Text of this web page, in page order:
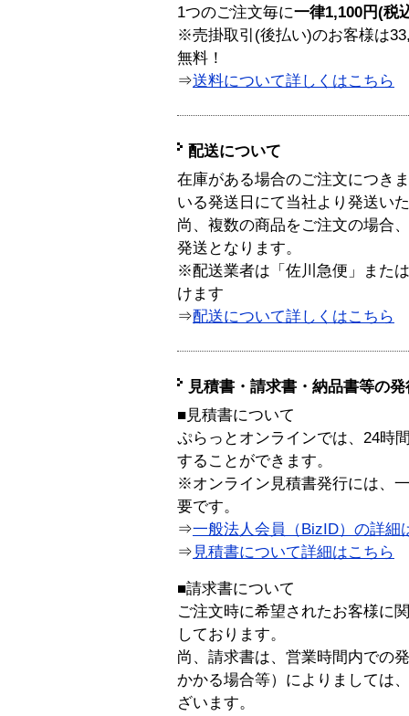
1つのご注文毎に一律1,100円(税
※売掛取引(後払い)のお客様は
無料！
⇒送料について詳しくはこちら
配送について
在庫がある場合のご注文につき
いる発送日にて当社より発送い
尚、複数の商品をご注文の場合
発送となります。
※配送業者は「佐川急便」また
けます
⇒配送について詳しくはこちら
見積書・請求書・納品書等の
■見積書について
ぷらっとオンラインでは、24時
することができます。
※オンライン見積書発行には、
要です。
⇒一般法人会員（BizID）の詳細
⇒ 見積書について詳細はこちら
■請求書について
ご注文時に希望されたお客様に
しております。
尚、請求書は、営業時間内での
かかる場合等）によりましては
ざいます。